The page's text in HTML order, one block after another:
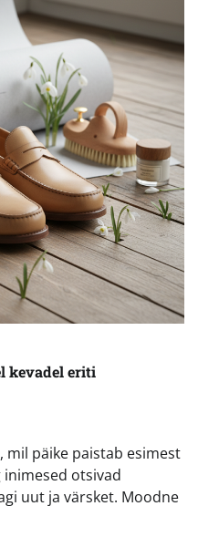
kevadel eriti
mil päike paistab esimest
otsivad
uut ja värsket. Moodne